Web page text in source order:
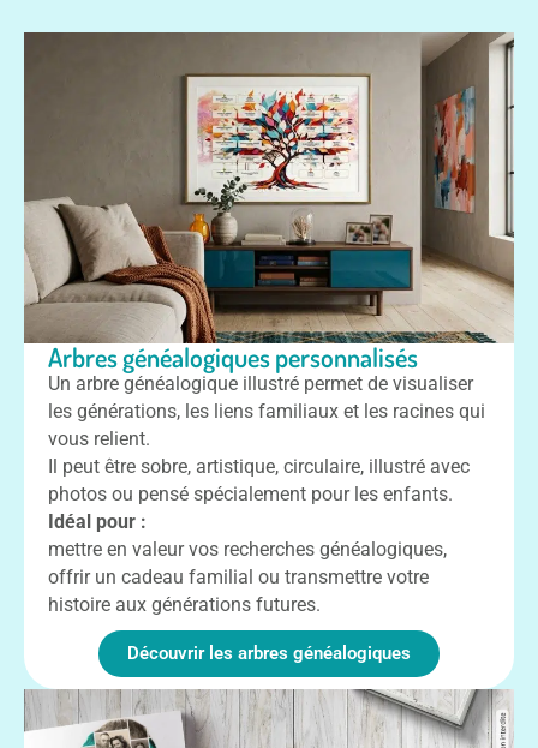
Arbres généalogiques personnalisés
Un arbre généalogique illustré permet de visualiser
les générations, les liens familiaux et les racines qui
vous relient.
Il peut être sobre, artistique, circulaire, illustré avec
photos ou pensé spécialement pour les enfants.
Idéal pour :
mettre en valeur vos recherches généalogiques,
offrir un cadeau familial ou transmettre votre
histoire aux générations futures.
Découvrir les arbres généalogiques